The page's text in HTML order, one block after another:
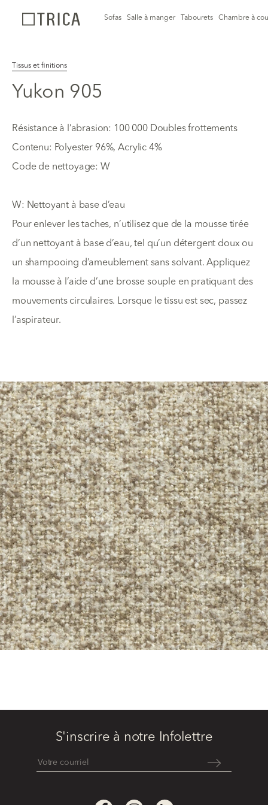
Sofas Salle à manger Tabourets Chambre à
Tissus et finitions
Yukon 905
Résistance à l’abrasion: 100 000 Doubles frottements
Contenu: Polyester 96%, Acrylic 4%
Code de nettoyage: W
W: Nettoyant à base d’eau
Pour enlever les taches, n’utilisez que de la mousse tirée
d’un nettoyant à base d’eau, tel qu’un détergent doux ou
un shampooing d’ameublement sans solvant. Appliquez
la mousse à l’aide d’une brosse souple en pratiquant des
mouvements circulaires. Lorsque le tissu est sec, passez
l’aspirateur.
S'inscrire à notre Infolettre